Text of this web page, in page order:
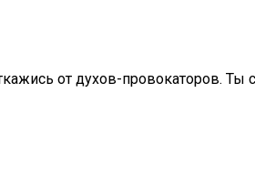
от духов-провокаторов.